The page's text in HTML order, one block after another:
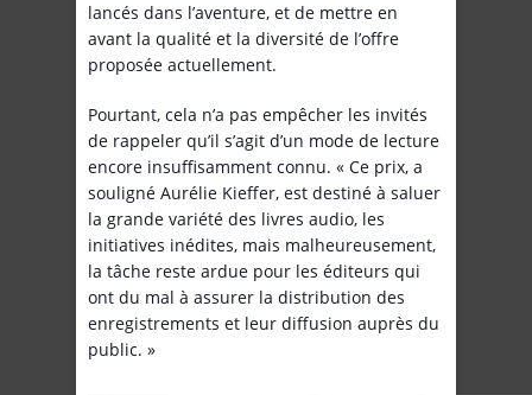
lancés dans l’aventure, et de mettre en
avant la qualité et la diversité de l’offre
proposée actuellement.
Pourtant, cela n’a pas empêcher les invités
de rappeler qu’il s’agit d’un mode de lecture
encore insuffisamment connu. « Ce prix, a
souligné Aurélie Kieffer, est destiné à saluer
la grande variété des livres audio, les
initiatives inédites, mais malheureusement,
la tâche reste ardue pour les éditeurs qui
ont du mal à assurer la distribution des
enregistrements et leur diffusion auprès du
public. »